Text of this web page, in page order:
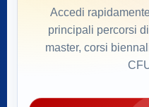
Accedi
principali percorsi
master, corsi